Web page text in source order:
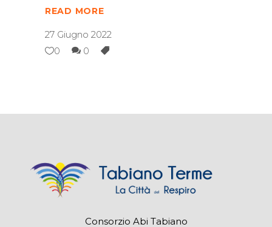
READ MORE
27 Giugno 2022
0
0
Consorzio Abi Tabiano